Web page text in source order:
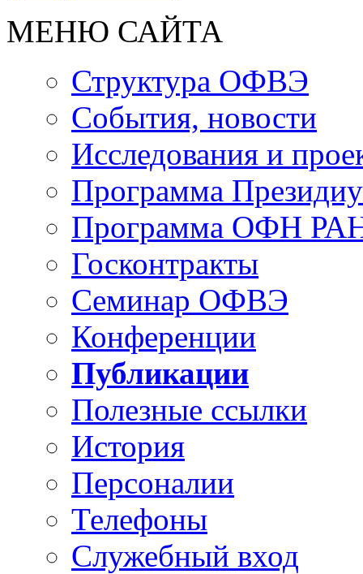
МЕНЮ САЙТА
Структура ОФВЭ
События, новости
Исследования и
Программа
Программа ОФН
Госконтракты
Семинар ОФВЭ
Конференции
Публикации
Полезные ссылки
История
Персоналии
Телефоны
Служебный вход